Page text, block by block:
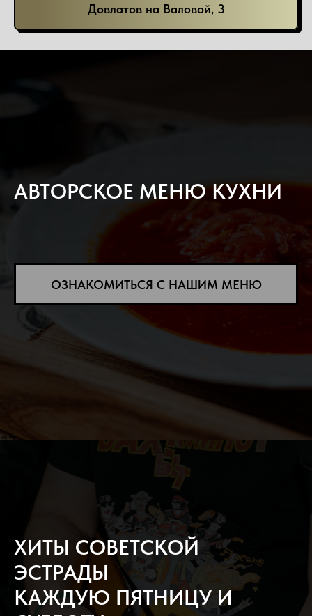
Довлатов на Валовой, 3
АВТОРСКОЕ МЕНЮ КУХНИ
ОЗНАКОМИТЬСЯ С НАШИМ МЕНЮ
ХИТЫ СОВЕТСКОЙ
ЭСТРАДЫ
КАЖДУЮ ПЯТНИЦУ И